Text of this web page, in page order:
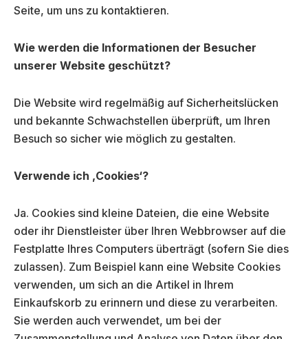
Seite, um uns zu kontaktieren.
Wie werden die Informationen der Besucher
unserer Website geschützt?
Die Website wird regelmäßig auf Sicherheitslücken
und bekannte Schwachstellen überprüft, um Ihren
Besuch so sicher wie möglich zu gestalten.
Verwende ich ‚Cookies‘?
Ja. Cookies sind kleine Dateien, die eine Website
oder ihr Dienstleister über Ihren Webbrowser auf die
Festplatte Ihres Computers überträgt (sofern Sie dies
zulassen). Zum Beispiel kann eine Website Cookies
verwenden, um sich an die Artikel in Ihrem
Einkaufskorb zu erinnern und diese zu verarbeiten.
Sie werden auch verwendet, um bei der